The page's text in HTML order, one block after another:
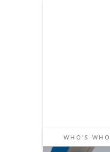
WHO’S WHO